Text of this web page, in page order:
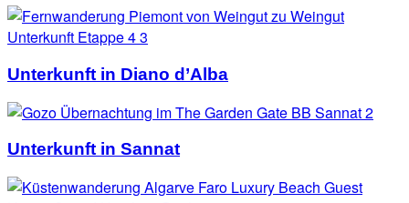
Unterkunft in Diano d’Alba
Unterkunft in Sannat